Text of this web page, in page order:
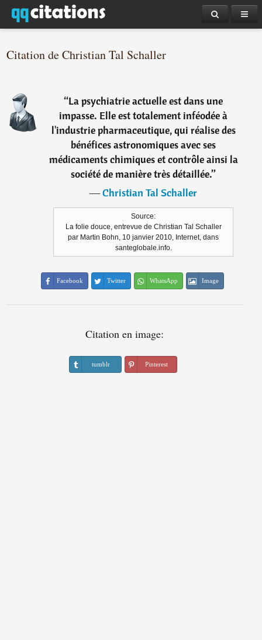
Citation de Christian Tal Schaller
“La psychiatrie actuelle est dans une
impasse. Elle est totalement inféodée à
l'industrie pharmaceutique, qui réalise des
bénéfices astronomiques avec ses
médicaments chimiques et contrôle ainsi la
société de manière très détaillée.”
―Christian Tal Schaller
Source:
La folie douce, entrevue de Christian Tal Schaller
par Martin Bohn, 10 janvier 2010, Internet, dans
santeglobale.info.
Facebook Twitter WhatsApp Image
Citation en image:
tumblr Pinterest